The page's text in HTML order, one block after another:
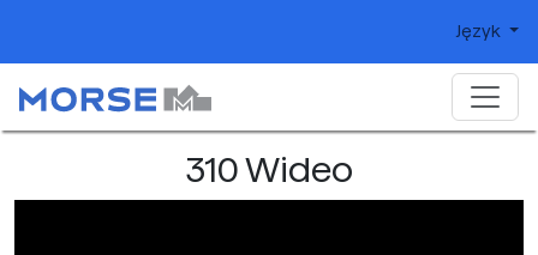
Język
310 Wideo